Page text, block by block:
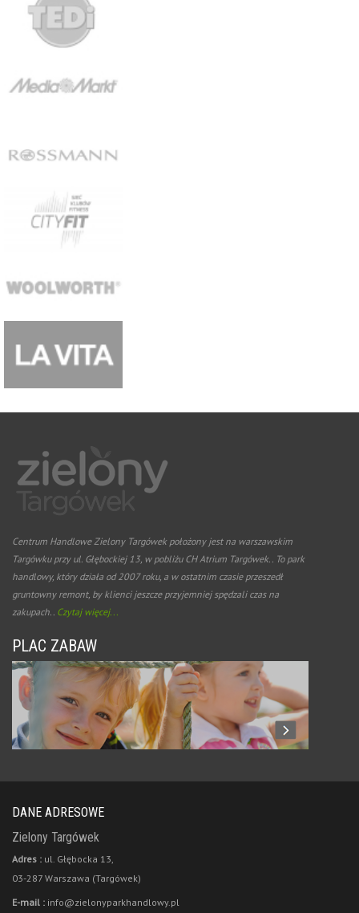
Centrum Handlowe Zielony Targówek położony jest na warszawskim
Targówku przy ul. Głębockiej 13, w pobliżu CH Atrium Targówek.. To park
handlowy, który działa od 2007 roku, a w ostatnim czasie przeszedł
gruntowny remont, by klienci jeszcze przyjemniej spędzali czas na
zakupach.. Czytaj więcej...
PLAC ZABAW
DANE ADRESOWE
Zielony Targówek
Adres : ul. Głębocka 13,
03-287 Warszawa (Targówek)
E-mail : info@zielonyparkhandlowy.pl